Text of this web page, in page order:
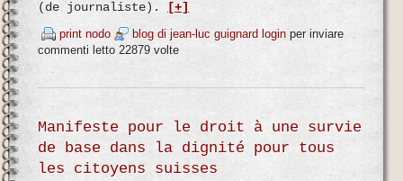
(de journaliste).
[+]
print nodo
blog di jean-luc guignard login per inviare
commenti letto 22879 volte
Manifeste pour le droit à une survie
de base dans la dignité pour tous
les citoyens suisses